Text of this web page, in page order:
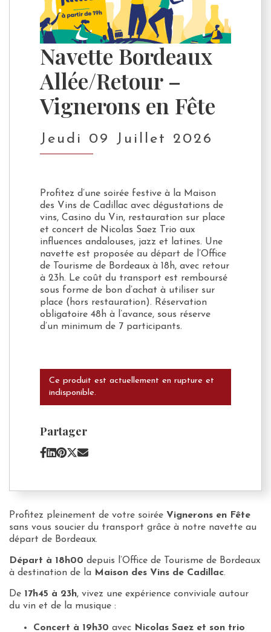
Navette Bordeaux
Allée/Retour –
Vignerons en Fête
Jeudi 09 Juillet 2026
Profitez d’une soirée festive à la Maison
des Vins de Cadillac avec dégustations de
vins, Casino du Vin, restauration sur place
et concert de Nicolas Saez Trio aux
influences andalouses, jazz et latines. Une
navette est proposée au départ de l’Office
de Tourisme de Bordeaux à 18h, avec retour
à 23h. Le coût du transport est remboursé
sous forme de bon d’achat à utiliser sur
place (hors restauration). Réservation
obligatoire 48h à l’avance, sous réserve
d’un minimum de 7 participants.
Ce produit est actuellement en rupture et
indisponible.
Partager
Profitez pleinement de votre soirée Vignerons en Fête
sans vous soucier du transport grâce à notre navette au
départ de Bordeaux.
Départ à 18h00 depuis l’Office de Tourisme de Bordeaux
à destination de la Maison des Vins de Cadillac.
De 17h45 à 23h, vivez une expérience conviviale autour
du vin et de la musique :
Concert à 19h30 avec Nicolas Saez et son trio